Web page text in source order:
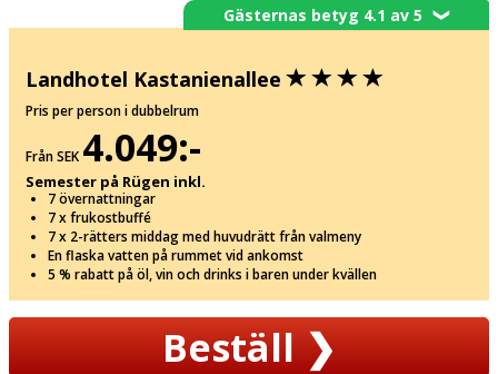
Gästernas betyg 4.1 av 5❯
Landhotel Kastanienallee
Pris per person i dubbelrum
Från SEK 4.049:-
Semester på Rügen inkl.
7 övernattningar
7 x frukostbuffé
7 x 2-rätters middag med huvudrätt från valmeny
En flaska vatten på rummet vid ankomst
5 % rabatt på öl, vin och drinks i baren under kvällen
Beställ❯